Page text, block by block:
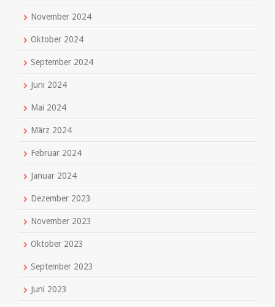
November 2024
Oktober 2024
September 2024
Juni 2024
Mai 2024
März 2024
Februar 2024
Januar 2024
Dezember 2023
November 2023
Oktober 2023
September 2023
Juni 2023